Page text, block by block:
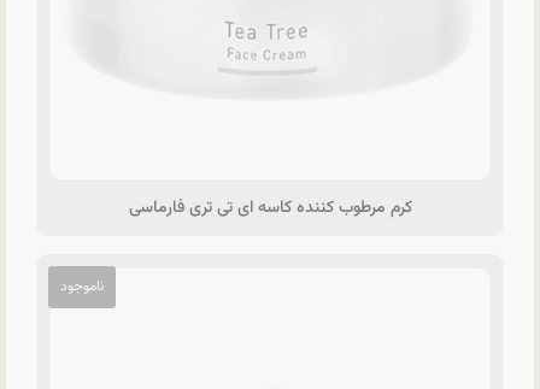
کرم مرطوب کننده کاسه ای تی تری فارماسی